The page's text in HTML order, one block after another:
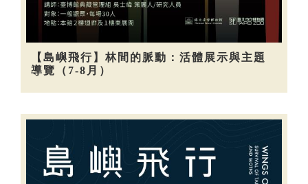
【島嶼飛行】林間的脈動：活體展示與主題
導覽（7-8月）